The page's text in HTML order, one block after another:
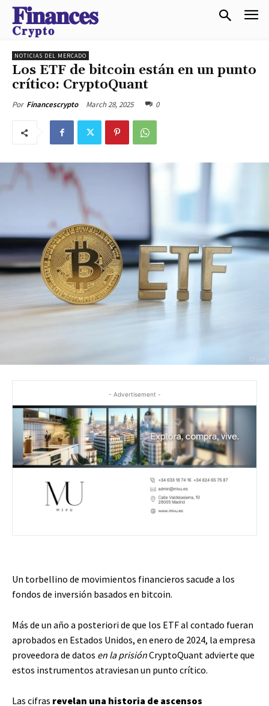
𝐅𝐢𝐧𝐚𝐧𝐜𝐞𝐬
𝐂𝐫𝐲𝐩𝐭𝐨
NOTICIAS DEL MERCADO
Los ETF de bitcoin están en un punto
crítico: CryptoQuant
Por Financescrypto March 28, 2025 0
- Advertisement -
Un torbellino de movimientos financieros sacude a los
fondos de inversión basados en bitcoin.
Más de un año a posteriori de que los ETF al contado fueran
aprobados en Estados Unidos, en enero de 2024, la empresa
proveedora de datos en la prisiónCryptoQuant advierte que
estos instrumentos atraviesan un punto crítico.
Las cifras revelan una historia de ascensos